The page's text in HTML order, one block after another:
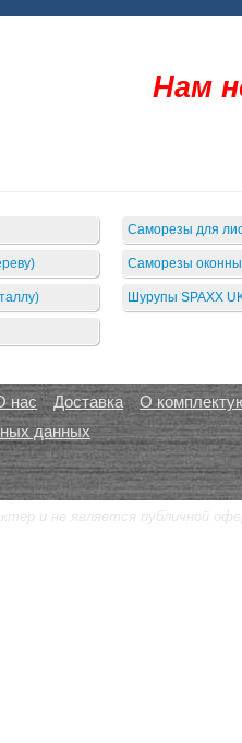
Нам
Саморезы для
Саморезы
Шурупы SPAXX
нас Доставка
О
данных
и не является публичной